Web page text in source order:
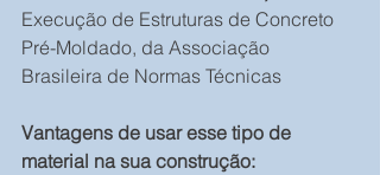
Execução de Estruturas de Concreto
Pré-Moldado, da Associação
Brasileira de Normas Técnicas
Vantagens de usar esse tipo de
material na sua construção: